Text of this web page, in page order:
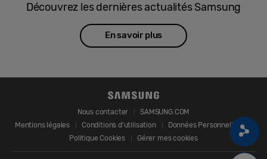
Découvrez les dernières actualités Samsung
En savoir plus
Nous contacter
SAMSUNG.COM
Mentions légales
Conditions d’utilisation
Données Personnelles
Politique Cookies
Gérer mes cookies